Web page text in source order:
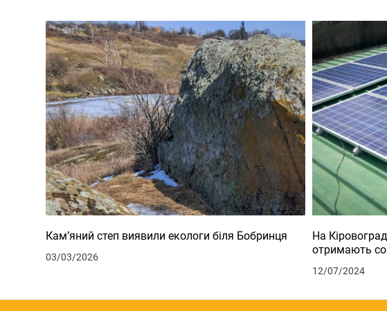
Кам’яний степ виявили екологи біля Бобринця
03/03/2026
На
отримають
12/07/2024